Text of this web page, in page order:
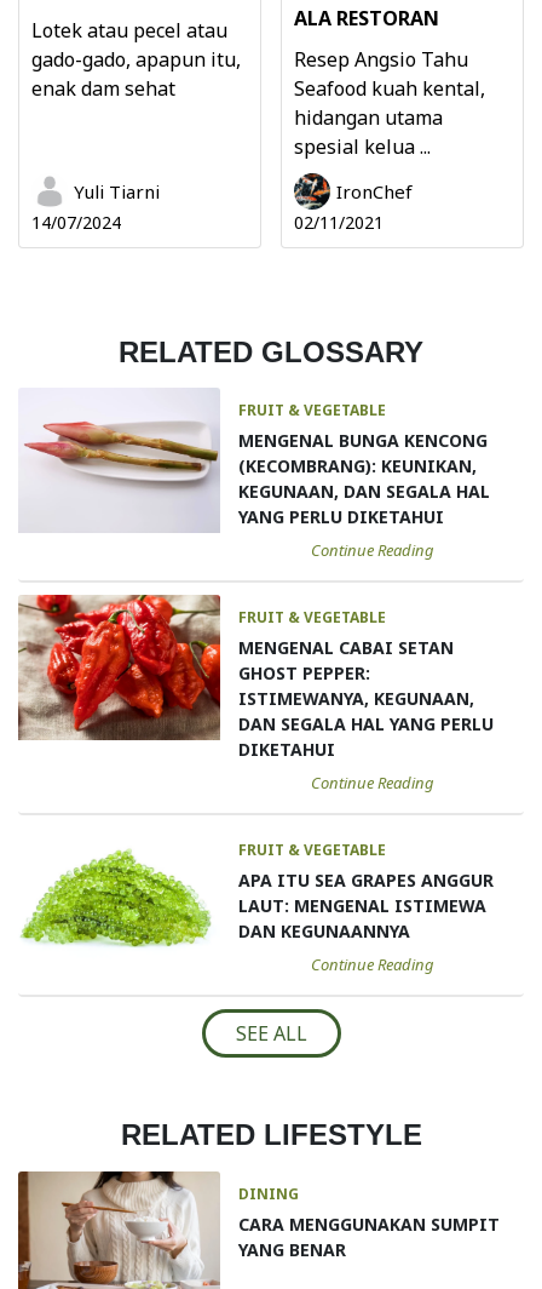
Lotek atau pecel atau
gado-gado, apapun itu,
enak dam sehat
Yuli Tiarni
14/07/2024
ALA RESTORAN
Resep Angsio Tahu
Seafood kuah kental,
hidangan utama
spesial kelua ...
IronChef
02/11/2021
RELATED GLOSSARY
FRUIT & VEGETABLE
MENGENAL BUNGA KENCONG
(KECOMBRANG): KEUNIKAN,
KEGUNAAN, DAN SEGALA HAL
YANG PERLU DIKETAHUI
Continue Reading
FRUIT & VEGETABLE
MENGENAL CABAI SETAN
GHOST PEPPER:
ISTIMEWANYA, KEGUNAAN,
DAN SEGALA HAL YANG PERLU
DIKETAHUI
Continue Reading
FRUIT & VEGETABLE
APA ITU SEA GRAPES ANGGUR
LAUT: MENGENAL ISTIMEWA
DAN KEGUNAANNYA
Continue Reading
SEE ALL
RELATED LIFESTYLE
DINING
CARA MENGGUNAKAN SUMPIT
YANG BENAR